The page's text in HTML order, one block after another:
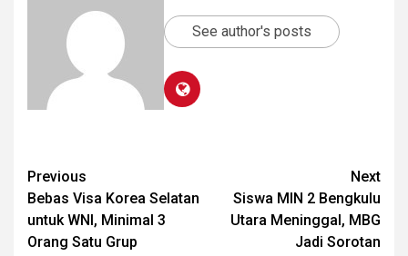
See author's posts
Post
navigation
Previous
Bebas Visa Korea Selatan
untuk WNI, Minimal 3
Orang Satu Grup
Next
Siswa MIN 2 Bengkulu
Utara Meninggal, MBG
Jadi Sorotan